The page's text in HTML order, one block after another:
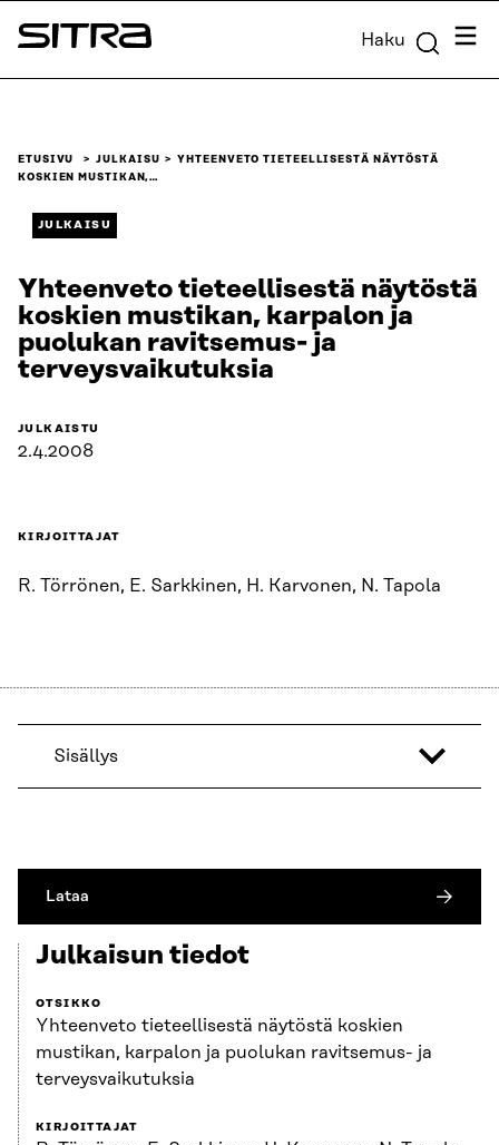
Siirry
suoraan
Sitra Haku
ETUSIVU JULKAISU
YHTEENVETO TIETEELLISESTÄ NÄYTÖSTÄ
KOSKIEN MUSTIKAN,…
JULKAISU
Yhteenveto tieteellisestä näytöstä
koskien mustikan, karpalon ja
puolukan ravitsemus- ja
terveysvaikutuksia
JULKAISTU
2.4.2008
KIRJOITTAJAT
R. Törrönen, E. Sarkkinen, H. Karvonen, N. Tapola
Sisällys
Lataa
Julkaisun tiedot
OTSIKKO
Yhteenveto tieteellisestä näytöstä koskien
mustikan, karpalon ja puolukan ravitsemus- ja
terveysvaikutuksia
KIRJOITTAJAT